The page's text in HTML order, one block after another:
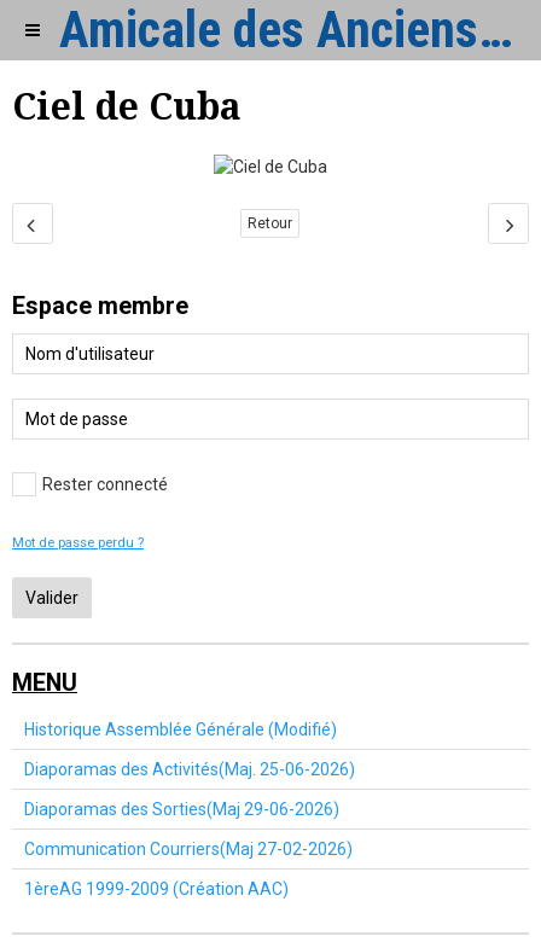
Amicale des Anciens de Cormelles
Ciel de Cuba
Retour
Espace membre
Rester connecté
Mot de passe perdu ?
Valider
MENU
Historique Assemblée Générale (Modifié)
Diaporamas des Activités(Maj. 25-06-2026)
Diaporamas des Sorties(Maj 29-06-2026)
Communication Courriers(Maj 27-02-2026)
1èreAG 1999-2009 (Création AAC)